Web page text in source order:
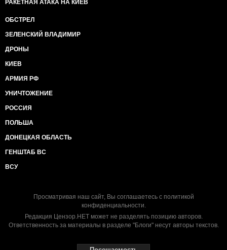
РАКЕТНАЯ АТАКА НА КИЕВ
ОБСТРЕЛ
ЗЕЛЕНСКИЙ ВЛАДИМИР
ДРОНЫ
КИЕВ
АРМИЯ РФ
УНИЧТОЖЕНИЕ
РОССИЯ
ПОЛЬША
ДОНЕЦКАЯ ОБЛАСТЬ
ГЕНШТАБ ВС
ВСУ
Просматривая наш сайт, Вы соглашаетесь с политикой
конфиденциальности.
Редакция Цензор.НЕТ может не разделять позицию авторов.
Ответственность за материалы в разделе "Блоги" несут авторы текстов.